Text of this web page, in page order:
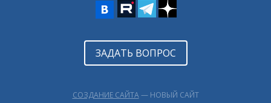
ЗАДАТЬ ВОПРОС
СОЗДАНИЕ САЙТА— НОВЫЙ САЙТ